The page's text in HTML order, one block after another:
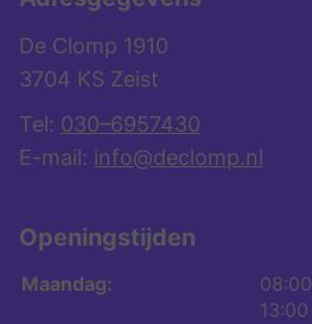
De Clomp 1910
3704 KS Zeist
Tel: 030–6957430
E-mail: info@declomp.nl
Openingstijden
Maandag: 08:00
13:00